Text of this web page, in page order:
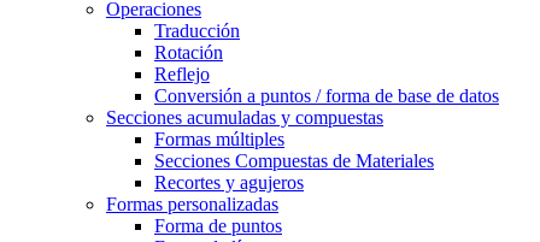
Operaciones
Traducción
Rotación
Reflejo
Conversión a puntos / forma de base de datos
Secciones acumuladas y compuestas
Formas múltiples
Secciones Compuestas de Materiales
Recortes y agujeros
Formas personalizadas
Forma de puntos